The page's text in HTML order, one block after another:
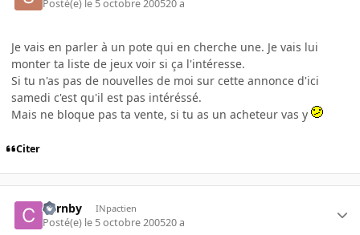
Posté(e) le 5 octobre 200520 a
Je vais en parler à un pote qui en cherche une. Je vais lui
monter ta liste de jeux voir si ça l'intéresse.
Si tu n'as pas de nouvelles de moi sur cette annonce d'ici
samedi c'est qu'il est pas intéréssé.
Mais ne bloque pas ta vente, si tu as un acheteur vas y
Citer
Carnby INpactien
Posté(e) le 5 octobre 200520 a